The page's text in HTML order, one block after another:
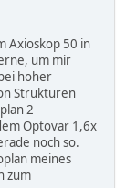
Axioskop 50 in
um mir
hoher
Strukturen
2
Optovar 1,6x
noch so.
meines
zum